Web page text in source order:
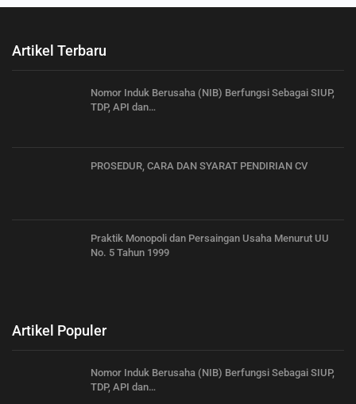
Artikel Terbaru
Nomor Induk Berusaha (NIB) Berfungsi Sebagai SIUP,
TDP, API dan…
PROSEDUR, CARA DAN SYARAT PENDIRIAN CV
Praktik Monopoli dan Persaingan Usaha Menurut UU
No. 5 Tahun 1999
Artikel Populer
Nomor Induk Berusaha (NIB) Berfungsi Sebagai SIUP,
TDP, API dan…